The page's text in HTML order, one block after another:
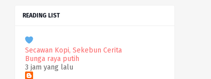
READING LIST
Secawan Kopi, Sekebun Cerita
Bunga raya putih
3 jam yang lalu